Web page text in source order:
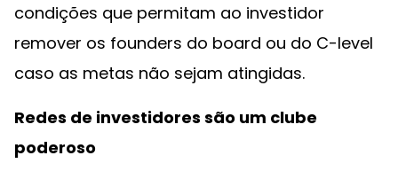
condições que permitam ao investidor
remover os founders do board ou do C-level
caso as metas não sejam atingidas.
Redes de investidores são um clube
poderoso